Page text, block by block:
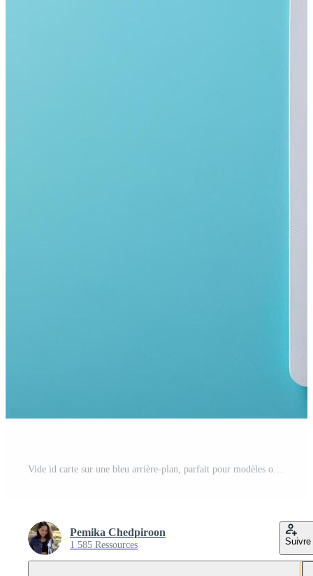
Vide id carte sur une bleu arrière-plan, parfait pour modèles ou conception projets. Photo Gratuite
Pemika Chedpiroon
1 585 Ressources Suivre